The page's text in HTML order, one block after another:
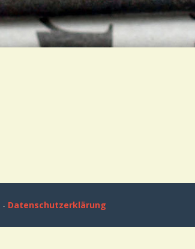
- Datenschutzerklärung